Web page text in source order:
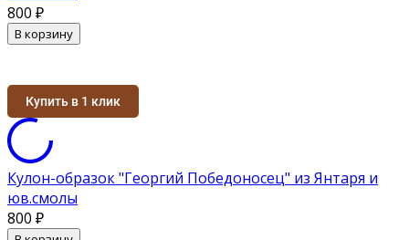
800 ₽
В корзину
Купить в 1 клик
Кулон-образок "Георгий Победоносец" из Янтаря и
юв.смолы
800 ₽